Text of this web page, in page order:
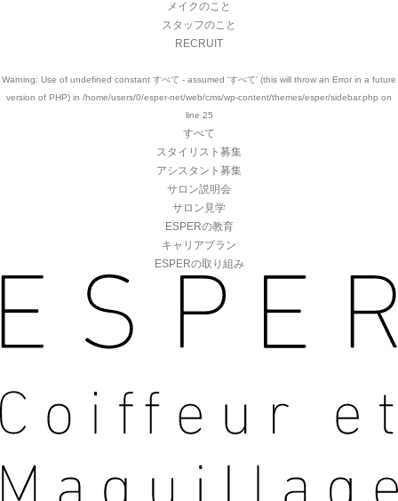
メイクのこと
スタッフのこと
RECRUIT
Warning: Use of undefined constant すべて - assumed 'すべて' (this will throw an Error in a future
version of PHP) in /home/users/0/esper-net/web/cms/wp-content/themes/esper/sidebar.php on
line 25
すべて
スタイリスト募集
アシスタント募集
サロン説明会
サロン見学
ESPERの教育
キャリアプラン
ESPERの取り組み